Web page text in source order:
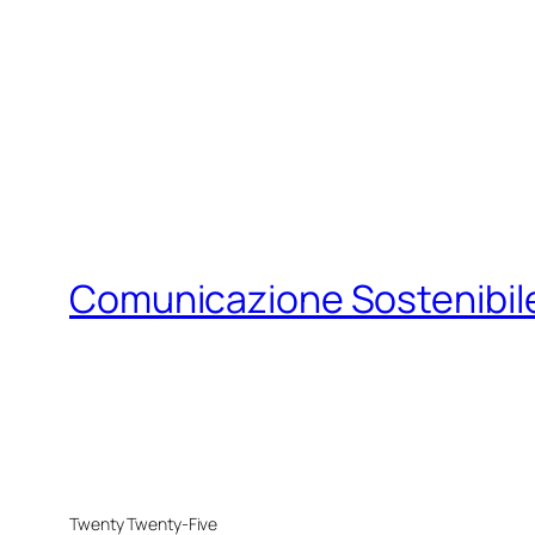
Comunicazione
Twenty Twenty-Five